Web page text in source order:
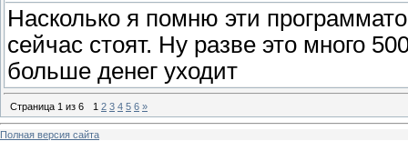
Насколько я помню эти
сейчас стоят. Ну разве это много
больше денег уходит
Страница 1 из 6 1 2 3 4 5 6 »
Полная версия сайта